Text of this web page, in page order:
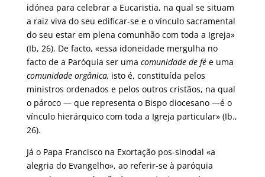
idónea para celebrar a Eucaristia, na qual se situam
a raiz viva do seu edificar-se e o vínculo sacramental
do seu estar em plena comunhão com toda a Igreja»
(Ib, 26). De facto, «essa idoneidade mergulha no
facto de a Paróquia ser uma comunidade de fé e uma
comunidade orgânica, isto é, constituída pelos
ministros ordenados e pelos outros cristãos, na qual
o pároco — que representa o Bispo diocesano —é o
vínculo hierárquico com toda a Igreja particular» (Ib.,
26).
Já o Papa Francisco na Exortação pos-sinodal «a
alegria do Evangelho», ao referir-se à paróquia